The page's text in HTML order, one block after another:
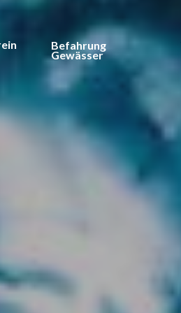
Befahrung
Gewässer